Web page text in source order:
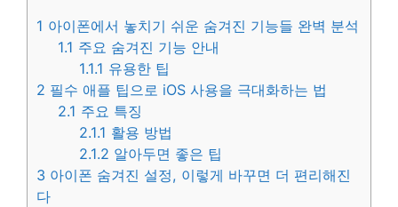
1 아이폰에서 놓치기 쉬운 숨겨진 기능들 완벽 분석
1.1 주요 숨겨진 기능 안내
1.1.1 유용한 팁
2 필수 애플 팁으로 iOS 사용을 극대화하는 법
2.1 주요 특징
2.1.1 활용 방법
2.1.2 알아두면 좋은 팁
3 아이폰 숨겨진 설정, 이렇게 바꾸면 더 편리해진
다